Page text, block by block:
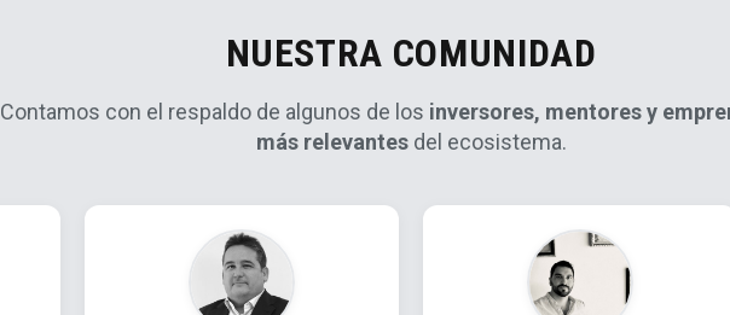
NUESTRA COMUNIDAD
Contamos con el respaldo de algunos de los inversores, mentores y
más relevantesdel ecosistema.